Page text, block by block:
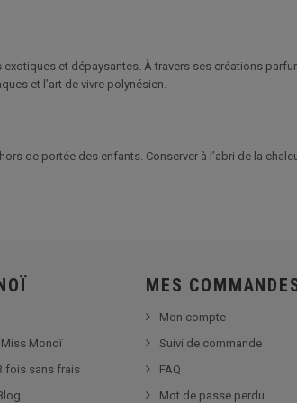
et dépaysantes. À travers ses créations
et l’art de vivre polynésien.
de portée des enfants. Conserver à l’abri de la
Monoï
fois sans frais
MES
Mon compte
Suivi de commande
FAQ
Mot de passe perdu